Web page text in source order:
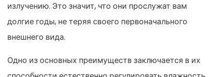
излучению. Это значит, что они прослужат вам
долгие годы, не теряя своего первоначального
внешнего вида.
Одно из основных преимуществ заключается в их